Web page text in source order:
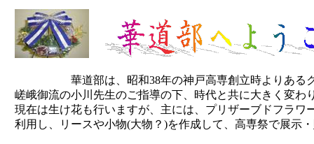
華道部は、昭和38年の神戸高専創立時よりあるク
嵯峨御流の小川先生のご指導の下、時代と共に大きく変わ
現在は生け花も行いますが、主には、プリザーブドフラワ
利用し、リースや小物(大物？)を作成して、高専祭で展示